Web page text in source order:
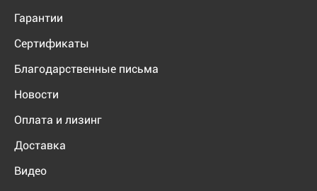
Гарантии
Сертификаты
Благодарственные письма
Новости
Оплата и лизинг
Доставка
Видео